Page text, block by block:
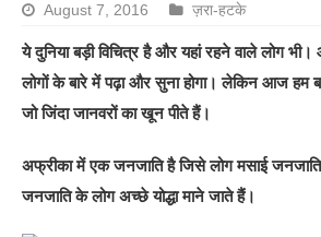
August 7, 2016 ज़रा-हटके
ये दुनिया बड़ी विचित्र है और यहां रहने वाले लोग
लोगों के बारे में पढ़ा और सुना होगा। लेकिन आज हम
जो जिंदा जानवरों का खून पीते हैं।
अफ्रीका में एक जनजाति है जिसे लोग मसाई
जनजाति के लोग अच्छे योद्धा माने जाते हैं।